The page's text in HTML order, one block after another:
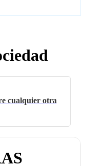
cualquier otra